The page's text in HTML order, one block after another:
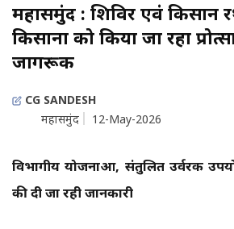
महासमुंद : शिविर एवं किसान
किसानों को किया जा रहा
जागरूक
CG SANDESH
महासमुंद
12-May-2026
विभागीय योजनाओं, संतुलित उर्वरक
की दी जा रही जानकारी